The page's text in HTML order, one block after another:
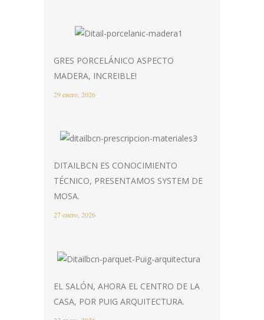
GRES PORCELÁNICO ASPECTO
MADERA, INCREIBLE!
29 enero, 2026
DITAILBCN ES CONOCIMIENTO
TÉCNICO, PRESENTAMOS SYSTEM DE
MOSA.
27 enero, 2026
EL SALÓN, AHORA EL CENTRO DE LA
CASA, POR PUIG ARQUITECTURA.